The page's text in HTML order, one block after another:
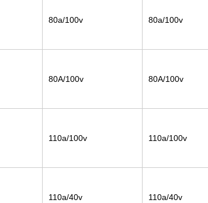
80a/100v 80a/100v
80A/100v 80A/100v
110a/100v 110a/100v
110a/40v 110a/40v